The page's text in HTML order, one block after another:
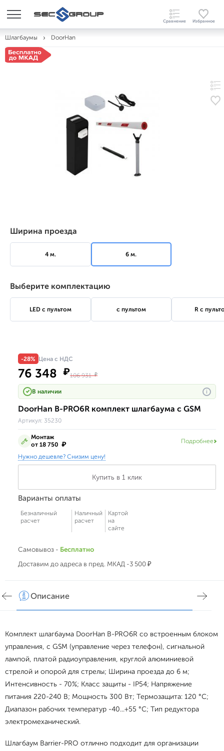
Шлагбаумы DoorHan
Ширина проезда
4 м. 6 м.
Выберите комплектацию
LED с пультом с пультом R с
-28% Цена с НДС
76 348 ₽106 931₽
В наличии i
DoorHan B-PRO6R комплект шлагбаума с GSM
Артикул: 35230
Монтаж
от 18 750 ₽ Подробнее
Нужно дешевле? Снизим цену!
Купить в 1 клик
Варианты оплаты
Безналичный
расчет
Наличный
расчет
Картой
на
сайте
Самовывоз - Бесплатно
Доставим до адреса в пред. МКАД -3 500 ₽
Описание
Комплект шлагбаума DoorHan B-PRO6R со встроенным блоком
управления, с GSM (управление через телефон), сигнальной
лампой, платой радиоуправления, круглой алюминиевой
стрелой и опорой для стрелы; Ширина проезда до 6 м;
Интенсивность - 70%; Класс защиты - IP54; Напряжение
питания 220-240 В; Мощность 300 Вт; Термозащита: 120 °С;
Диапазон рабочих температур -40...+55 °С; Тип редуктора
электромеханический.
Шлагбаум Barrier-PRO отлично подходит для организации